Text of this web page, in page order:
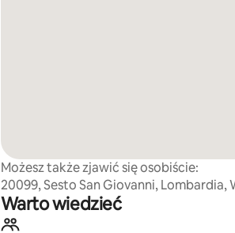
Możesz także zjawić się osobiście:
20099, Sesto San Giovanni, Lombardia,
Warto wiedzieć